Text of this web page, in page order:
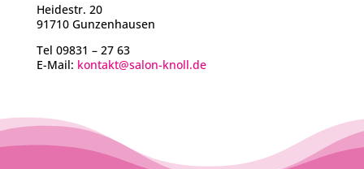
Heidestr. 20
91710 Gunzenhausen
Tel 09831 – 27 63
E-Mail: kontakt@salon-knoll.de